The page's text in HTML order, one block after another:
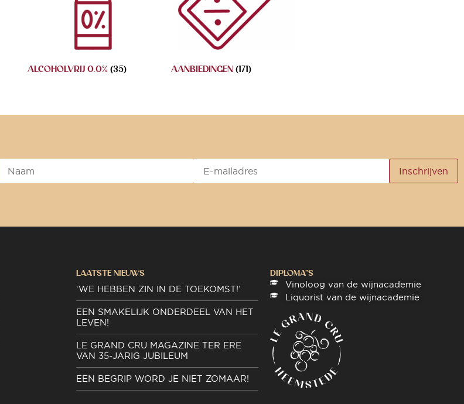
ALCOHOLVRIJ 0.0% (35) AANBIEDINGEN (171)
LAATSTE NIEUWS
‘WE HEBBEN ZIN IN DE TOEKOMST!’
EEN SMAKELIJK ONDERDEEL VAN HET
LEVEN!
LE GRAND CRU MAGAZINE TER ERE
VAN 35-JARIG JUBILEUM
EEN BEGRIP WORD JE NIET ZOMAAR!
DIPLOMA"S
Vinoloog van de wijnacademie
Liquorist van de wijnacademie